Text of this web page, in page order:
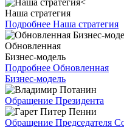
Наша стратегия
Подробнее Наша стратегия
Обновленная
Бизнес-модель
Подробнее Обновленная
Бизнес-модель
Обращение Президента
Обращение Председателя